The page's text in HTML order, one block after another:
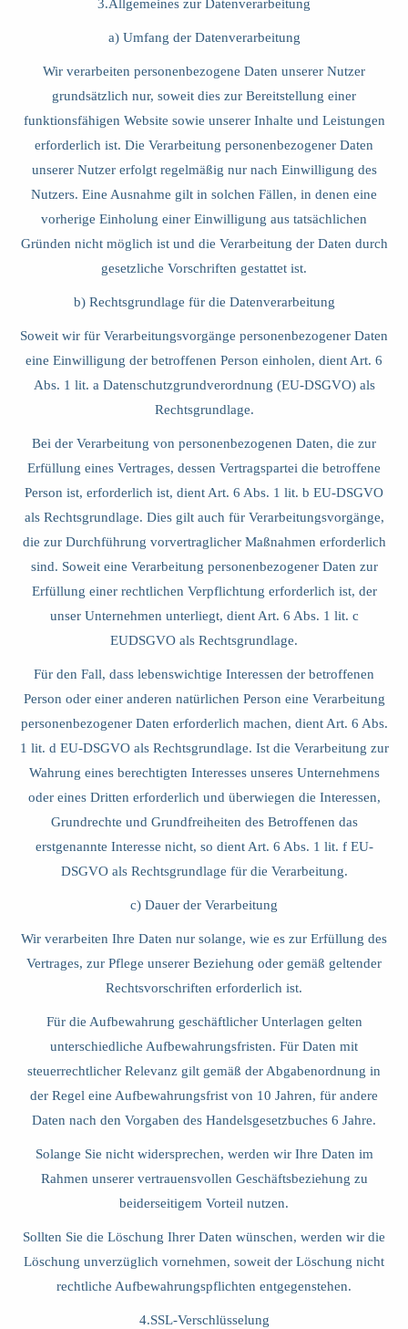
3.Allgemeines zur Datenverarbeitung
a) Umfang der Datenverarbeitung
Wir verarbeiten personenbezogene Daten unserer Nutzer
grundsätzlich nur, soweit dies zur Bereitstellung einer
funktionsfähigen Website sowie unserer Inhalte und Leistungen
erforderlich ist. Die Verarbeitung personenbezogener Daten
unserer Nutzer erfolgt regelmäßig nur nach Einwilligung des
Nutzers. Eine Ausnahme gilt in solchen Fällen, in denen eine
vorherige Einholung einer Einwilligung aus tatsächlichen
Gründen nicht möglich ist und die Verarbeitung der Daten durch
gesetzliche Vorschriften gestattet ist.
b) Rechtsgrundlage für die Datenverarbeitung
Soweit wir für Verarbeitungsvorgänge personenbezogener Daten
eine Einwilligung der betroffenen Person einholen, dient Art. 6
Abs. 1 lit. a Datenschutzgrundverordnung (EU-DSGVO) als
Rechtsgrundlage.
Bei der Verarbeitung von personenbezogenen Daten, die zur
Erfüllung eines Vertrages, dessen Vertragspartei die betroffene
Person ist, erforderlich ist, dient Art. 6 Abs. 1 lit. b EU-DSGVO
als Rechtsgrundlage. Dies gilt auch für Verarbeitungsvorgänge,
die zur Durchführung vorvertraglicher Maßnahmen erforderlich
sind. Soweit eine Verarbeitung personenbezogener Daten zur
Erfüllung einer rechtlichen Verpflichtung erforderlich ist, der
unser Unternehmen unterliegt, dient Art. 6 Abs. 1 lit. c
EUDSGVO als Rechtsgrundlage.
Für den Fall, dass lebenswichtige Interessen der betroffenen
Person oder einer anderen natürlichen Person eine Verarbeitung
personenbezogener Daten erforderlich machen, dient Art. 6 Abs.
1 lit. d EU-DSGVO als Rechtsgrundlage. Ist die Verarbeitung zur
Wahrung eines berechtigten Interesses unseres Unternehmens
oder eines Dritten erforderlich und überwiegen die Interessen,
Grundrechte und Grundfreiheiten des Betroffenen das
erstgenannte Interesse nicht, so dient Art. 6 Abs. 1 lit. f EU-
DSGVO als Rechtsgrundlage für die Verarbeitung.
c) Dauer der Verarbeitung
Wir verarbeiten Ihre Daten nur solange, wie es zur Erfüllung des
Vertrages, zur Pflege unserer Beziehung oder gemäß geltender
Rechtsvorschriften erforderlich ist.
Für die Aufbewahrung geschäftlicher Unterlagen gelten
unterschiedliche Aufbewahrungsfristen. Für Daten mit
steuerrechtlicher Relevanz gilt gemäß der Abgabenordnung in
der Regel eine Aufbewahrungsfrist von 10 Jahren, für andere
Daten nach den Vorgaben des Handelsgesetzbuches 6 Jahre.
Solange Sie nicht widersprechen, werden wir Ihre Daten im
Rahmen unserer vertrauensvollen Geschäftsbeziehung zu
beiderseitigem Vorteil nutzen.
Sollten Sie die Löschung Ihrer Daten wünschen, werden wir die
Löschung unverzüglich vornehmen, soweit der Löschung nicht
rechtliche Aufbewahrungspflichten entgegenstehen.
4.SSL-Verschlüsselung